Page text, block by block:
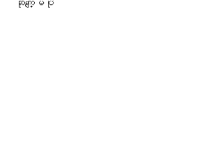
ဆိုက္ေျမပံု